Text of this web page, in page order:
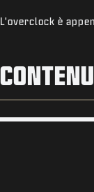
L'overclock è